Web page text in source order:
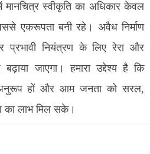
मानचित्र स्वीकृति का अधिकार केवल
एकरूपता बनी रहे। अवैध निर्माण
प्रभावी नियंत्रण के लिए रेरा और
जाएगा। हमारा उद्देश्य है कि
अनुरूप हों और आम जनता को सरल,
का लाभ मिल सके।